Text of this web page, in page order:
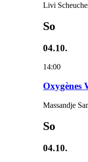
Livi
So
04.10.
14:00
Oxygènes
Massandje
So
04.10.